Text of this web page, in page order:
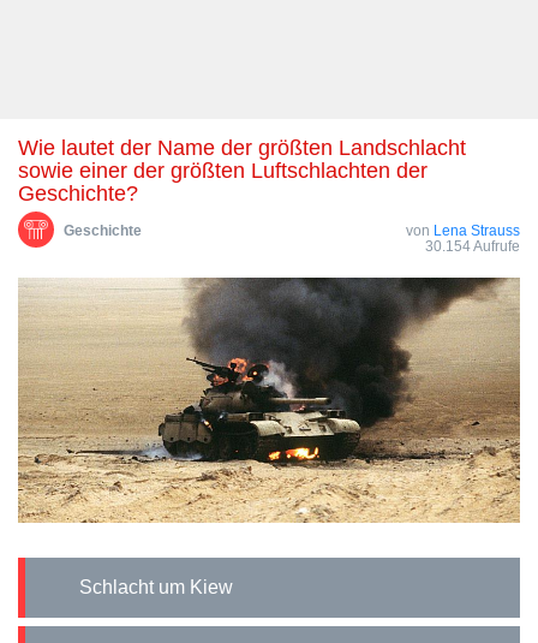
Wie lautet der Name der größten Landschlacht
sowie einer der größten Luftschlachten der
Geschichte?
Geschichte von Lena Strauss
30.154 Aufrufe
Schlacht um Kiew